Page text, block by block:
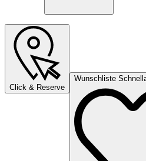
Click & Reserve
Wunschliste